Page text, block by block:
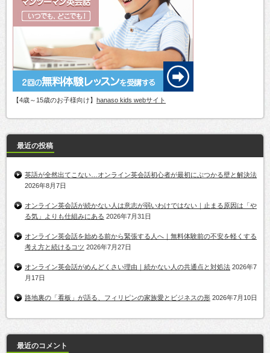
【4歳～15歳のお子様向け】 hanaso kids webサイト
最近の投稿
英語が全然出てこない…オンライン英会話初心者が最初にぶつかる壁と解決法
2026年8月7日
オンライン英会話が続かない人は意志が弱いわけではない｜止まる原因は「や
る気」よりも仕組みにある 2026年7月31日
オンライン英会話を始める前から緊張する人へ｜無料体験前の不安を軽くする
考え方と続けるコツ 2026年7月27日
オンライン英会話がめんどくさい理由｜続かない人の共通点と対処法 2026年7
月17日
路地裏の「看板」が語る、フィリピンの家族愛とビジネスの形 2026年7月10日
最近のコメント